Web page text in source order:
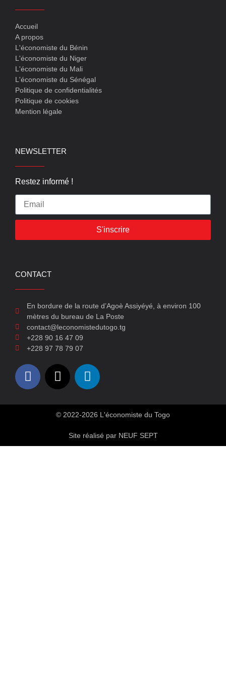
Accueil
A propos
L'économiste du Bénin
L'économiste du Niger
L'économiste du Mali
L'économiste du Sénégal
Politique de confidentialités
Politique de cookies
Mention légale
NEWSLETTER
Restez informé !
S'inscrire
CONTACT
En bordure de la route d’Agoè Assiyéyé, à environ 100
mètres du bureau de La Poste
contact@leconomistedutogo.tg
+228 90 16 47 09
+228 97 78 79 07
© 2022-2026 L'économiste du Togo
Site réalisé par NEUF SEPT